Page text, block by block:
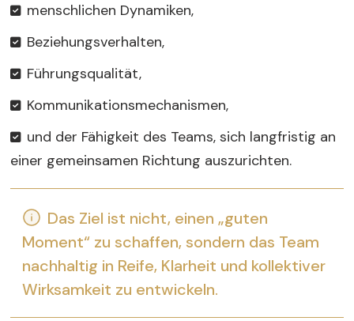
menschlichen Dynamiken,
Beziehungsverhalten,
Führungsqualität,
Kommunikationsmechanismen,
und der Fähigkeit des Teams, sich langfristig an
einer gemeinsamen Richtung auszurichten.
Das Ziel ist nicht, einen „guten
Moment“ zu schaffen, sondern das Team
nachhaltig in Reife, Klarheit und kollektiver
Wirksamkeit zu entwickeln.